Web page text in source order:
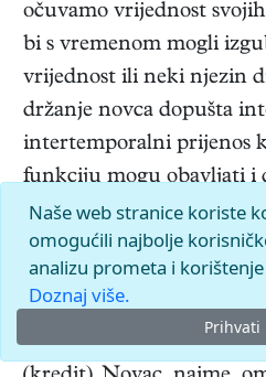
očuvamo vrijednost
bi s vremenom mogli
vrijednost ili neki njezin
držanje novca dopušta
intertemporalni prijenos
funkciju mogu obavljati i
katkada i bolje od novca,
vrijednosti novca može
vrijednost, a ne i realna
funkcija novca prijenos
uz uvjet povrata u
Naše web stranice koriste
omogućili najbolje
analizu prometa i
Doznaj više.
Prihvati